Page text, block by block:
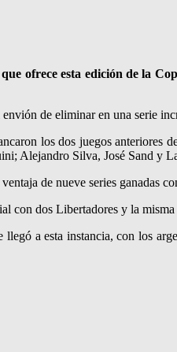
ofrece esta edición de la
de eliminar en una serie
los dos juegos
Alejandro Silva, José Sand y
de nueve series ganadas
con dos Libertadores y la misma
a esta instancia, con los